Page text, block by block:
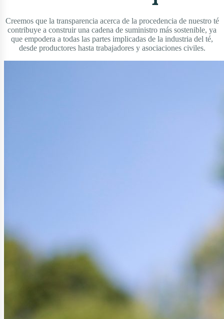
Creemos que la transparencia acerca de la procedencia de nuestro té
contribuye a construir una cadena de suministro más sostenible, ya
que empodera a todas las partes implicadas de la industria del té,
desde productores hasta trabajadores y asociaciones civiles.